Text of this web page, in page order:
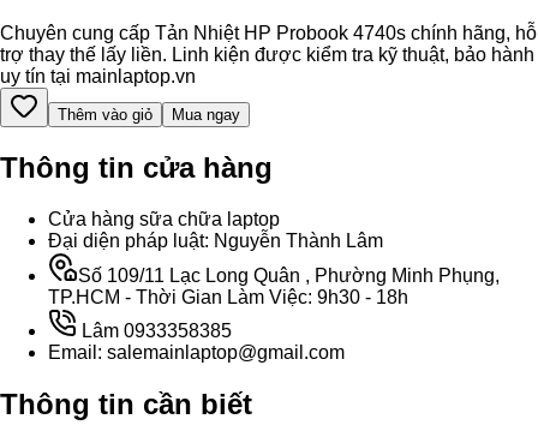
Chuyên cung cấp Tản Nhiệt HP Probook 4740s chính hãng, hỗ
trợ thay thế lấy liền. Linh kiện được kiểm tra kỹ thuật, bảo hành
uy tín tại mainlaptop.vn
Thêm vào giỏ Mua ngay
Thông tin cửa hàng
Cửa hàng sữa chữa laptop
Đại diện pháp luật: Nguyễn Thành Lâm
Số 109/11 Lạc Long Quân , Phường Minh Phụng,
TP.HCM - Thời Gian Làm Việc: 9h30 - 18h
Lâm 0933358385
Email: salemainlaptop@gmail.com
Thông tin cần biết